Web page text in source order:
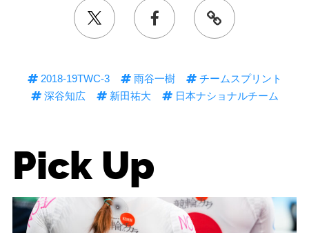
2018-19TWC-3 雨谷一樹
チームスプリント
深谷知広
新田祐大 日本ナショナルチーム
Pick Up